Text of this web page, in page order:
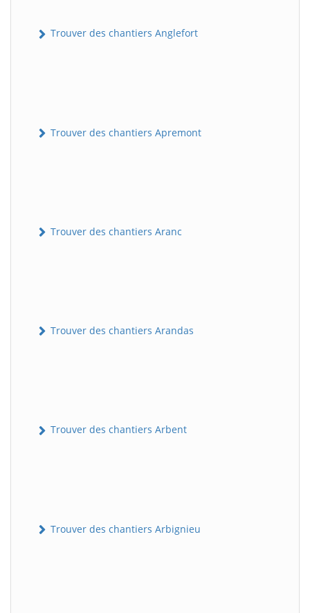
Trouver des chantiers Anglefort
Trouver des chantiers Apremont
Trouver des chantiers Aranc
Trouver des chantiers Arandas
Trouver des chantiers Arbent
Trouver des chantiers Arbignieu